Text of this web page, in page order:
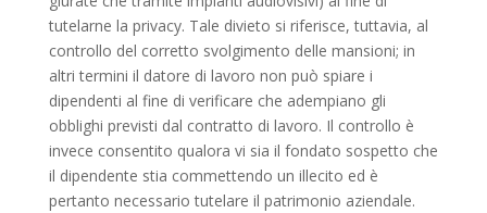
tutelarne la privacy. Tale divieto si riferisce, tuttavia, al
controllo del corretto svolgimento delle mansioni; in
altri termini il datore di lavoro non può spiare i
dipendenti al fine di verificare che adempiano gli
obblighi previsti dal contratto di lavoro. Il controllo è
invece consentito qualora vi sia il fondato sospetto che
il dipendente stia commettendo un illecito ed è
pertanto necessario tutelare il patrimonio aziendale.